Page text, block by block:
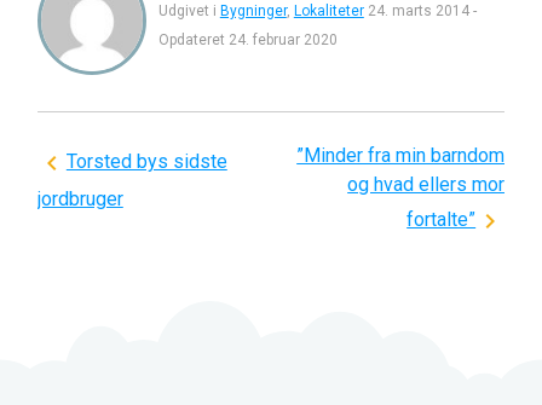
Udgivet i Bygninger, Lokaliteter 24. marts 2014-
Opdateret 24. februar 2020
Indlægsnavigation
Torsted bys sidste
jordbruger
”Minder fra min barndom
og hvad ellers mor
fortalte”